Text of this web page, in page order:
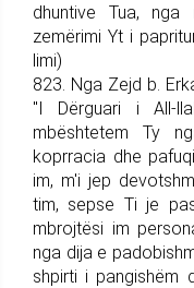
dhuntive Tua, nga
zemërimi Yt i
limi)
823. Nga Zejd b.
"I Dër­guari i All-
mbështetem Ty
koprracia dhe
im, m'i jep
tim, sepse Ti je
mbrojtësi im
nga dija e
shpirti i